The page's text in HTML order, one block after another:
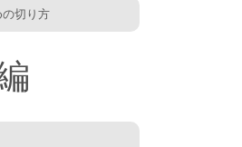
の切り方